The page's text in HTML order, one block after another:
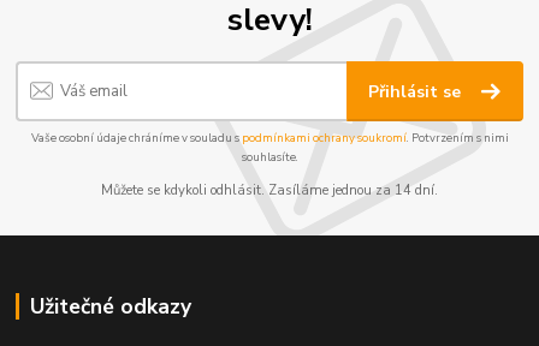
slevy!
Přihlásit se
Vaše osobní údaje chráníme v souladu s podmínkami ochrany soukromí. Potvrzením s nimi
souhlasíte.
Můžete se kdykoli odhlásit. Zasíláme jednou za 14 dní.
Užitečné odkazy